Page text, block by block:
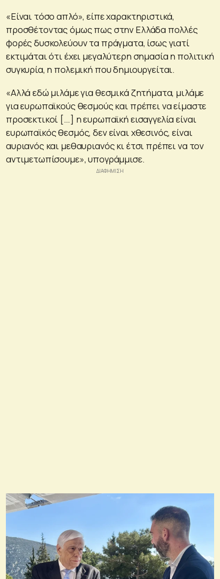
«Είναι τόσο απλό», είπε χαρακτηριστικά,
προσθέτοντας όμως πως στην Ελλάδα πολλές
φορές δυσκολεύουν τα πράγματα, ίσως γιατί
εκτιμάται ότι έχει μεγαλύτερη σημασία η πολιτική
συγκυρία, η πολεμική που δημιουργείται.
«Αλλά εδώ μιλάμε για θεσμικά ζητήματα, μιλάμε
για ευρωπαϊκούς θεσμούς και πρέπει να είμαστε
προσεκτικοί […] η ευρωπαϊκή εισαγγελία είναι
ευρωπαϊκός θεσμός, δεν είναι χθεσινός, είναι
αυριανός και μεθαυριανός κι έτσι πρέπει να τον
αντιμετωπίσουμε», υπογράμμισε.